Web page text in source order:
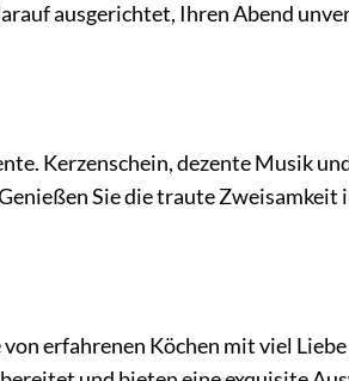
ausgerichtet, Ihren Abend
Kerzenschein, dezente Musik
Sie die traute Zweisamkeit
erfahrenen Köchen mit viel